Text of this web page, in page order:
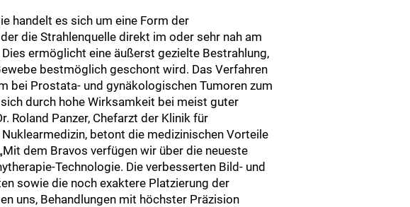
handelt es sich um eine Form der
die Strahlenquelle direkt im oder sehr nah am
ermöglicht eine äußerst gezielte Bestrahlung,
bestmöglich geschont wird. Das Verfahren
bei Prostata- und gynäkologischen Tumoren zum
durch hohe Wirksamkeit bei meist guter
Roland Panzer, Chefarzt der Klinik für
betont die medizinischen Vorteile
dem Bravos verfügen wir über die neueste
Technologie. Die verbesserten Bild- und
sowie die noch exaktere Platzierung der
uns, Behandlungen mit höchster Präzision